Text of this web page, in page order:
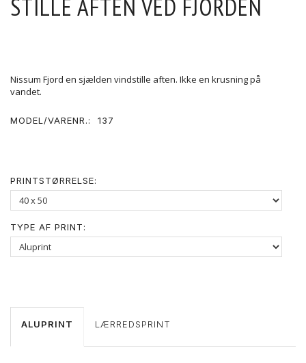
STILLE AFTEN VED FJORDEN
Nissum Fjord en sjælden vindstille aften. Ikke en krusning på
vandet.
MODEL/VARENR.: 137
PRINTSTØRRELSE:
TYPE AF PRINT:
ALUPRINT LÆRREDSPRINT